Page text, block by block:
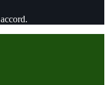
accord.